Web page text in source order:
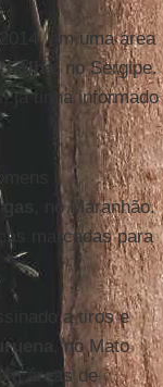
em uma área
Folha , no Sergipe.
já tinha informado
, no Maranhão.
marcadas para
a tiros e
, no Mato
áreas de